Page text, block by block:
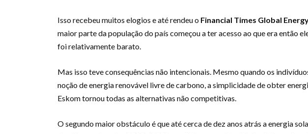
Isso recebeu muitos elogios e até rendeu o Financial Times Global
maior parte da população do país começou a ter acesso ao que era então
foi relativamente barato.
Mas isso teve consequências não intencionais. Mesmo quando os
noção de energia renovável livre de carbono, a simplicidade de obter
Eskom tornou todas as alternativas não competitivas.
O segundo maior obstáculo é que até cerca de dez anos atrás a energia